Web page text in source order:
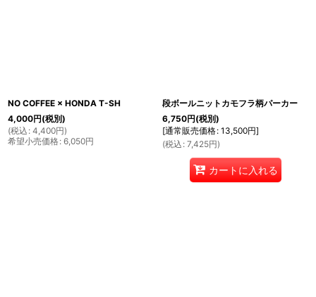
NO COFFEE × HONDA T-SH
4,000円(税別)
(税込 : 4,400円)
希望小売価格: 6,050円
段ボールニットカモフラ柄パーカー
6,750円(税別)
[通常販売価格: 13,500円]
(税込 : 7,425円)
カートに入れる